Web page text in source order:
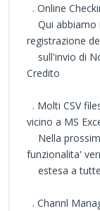
. Online
Qui abbiamo
registrazione
sull'invio di
Credito
. Molti CSV
vicino a MS
Nella
funzionalita'
estesa a
. Channl